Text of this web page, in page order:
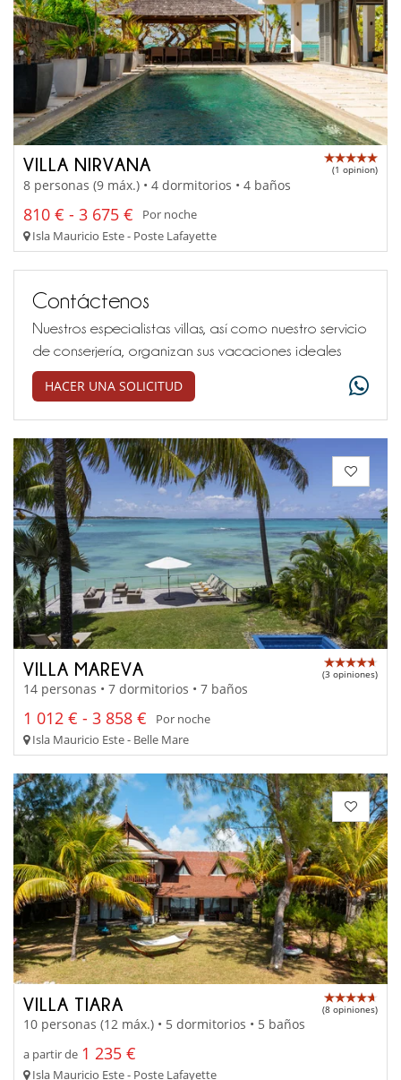
VILLA NIRVANA (1 opinion)
8 personas (9 máx.) • 4 dormitorios • 4 baños
810 € - 3 675 €
Por noche
Isla Mauricio Este - Poste Lafayette
Contáctenos
Nuestros especialistas villas, así como nuestro servicio
de conserjería, organizan sus vacaciones ideales
HACER UNA SOLICITUD
VILLA MAREVA (3 opiniones)
14 personas • 7 dormitorios • 7 baños
1 012 € - 3 858 €
Por noche
Isla Mauricio Este - Belle Mare
VILLA TIARA (8 opiniones)
10 personas (12 máx.) • 5 dormitorios • 5 baños
a partir de 1 235 €
Isla Mauricio Este - Poste Lafayette